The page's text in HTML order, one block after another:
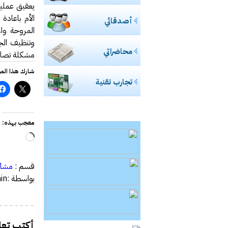
أصدقائي
محاضراتي
تجارب تقنية
الأم
المروحة
وتنظيف
مشكلة
شارك هذا
معجب بهذه:
جاري
قسم :
بواسطة :admin